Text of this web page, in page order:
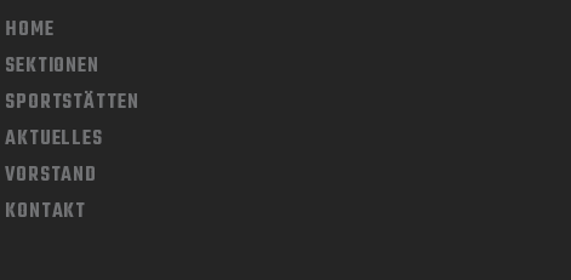
HOME
SEKTIONEN
SPORTSTÄTTEN
AKTUELLES
VORSTAND
KONTAKT